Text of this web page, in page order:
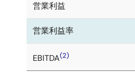
営業利益
営業利益率
EBITDA(2)